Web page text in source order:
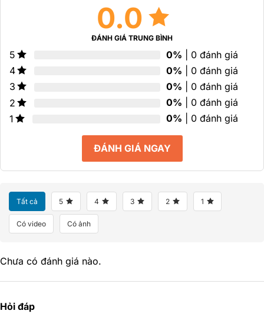
0.0
ĐÁNH GIÁ TRUNG BÌNH
5 0% | 0 đánh giá
4
0% | 0 đánh giá
3
0% | 0 đánh giá
2
0% | 0 đánh giá
1
0% | 0 đánh giá
ĐÁNH GIÁ NGAY
Tất cả 5 4 3 2 1
Có video Có ảnh
Chưa có đánh giá nào.
Hỏi đáp